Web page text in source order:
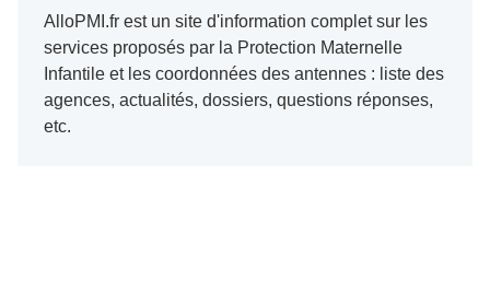
AlloPMI.fr est un site d'information complet sur les
services proposés par la Protection Maternelle
Infantile et les coordonnées des antennes : liste des
agences, actualités, dossiers, questions réponses,
etc.